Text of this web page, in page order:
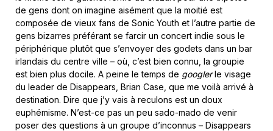
de gens dont on imagine aisément que la moitié est
composée de vieux fans de Sonic Youth et l’autre partie de
gens bizarres préférant se farcir un concert indie sous le
périphérique plutôt que s’envoyer des godets dans un bar
irlandais du centre ville – où, c’est bien connu, la groupie
est bien plus docile. A peine le temps de googlerle visage
du leader de Disappears, Brian Case, que me voilà arrivé à
destination. Dire que j’y vais à reculons est un doux
euphémisme. N’est-ce pas un peu sado-mado de venir
poser des questions à un groupe d’inconnus – Disappears